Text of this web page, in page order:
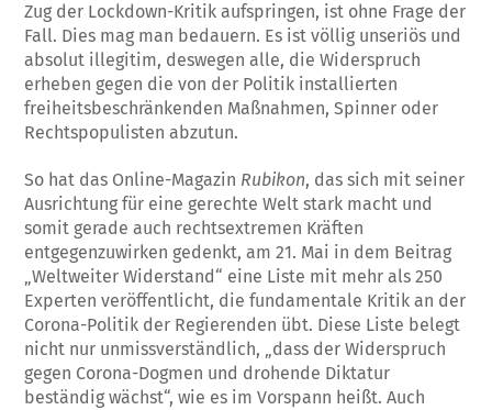
Zug der Lockdown-Kritik aufspringen, ist ohne Frage der
Fall. Dies mag man bedauern. Es ist völlig unseriös und
absolut illegitim, deswegen alle, die Widerspruch
erheben gegen die von der Politik installierten
freiheitsbeschränkenden Maßnahmen, Spinner oder
Rechtspopulisten abzutun.
So hat das Online-Magazin Rubikon, das sich mit seiner
Ausrichtung für eine gerechte Welt stark macht und
somit gerade auch rechtsextremen Kräften
entgegenzuwirken gedenkt, am 21. Mai in dem Beitrag
„Weltweiter Widerstand“ eine Liste mit mehr als 250
Experten veröffentlicht, die fundamentale Kritik an der
Corona-Politik der Regierenden übt. Diese Liste belegt
nicht nur unmissverständlich, „dass der Widerspruch
gegen Corona-Dogmen und drohende Diktatur
beständig wächst“, wie es im Vorspann heißt. Auch